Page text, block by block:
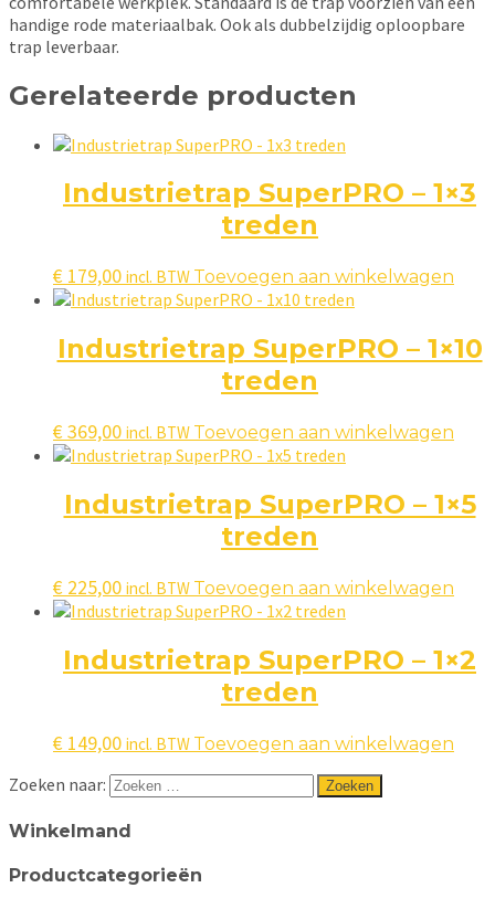
handige rode materiaalbak. Ook als dubbelzijdig oploopbare
trap leverbaar.
Gerelateerde producten
Industrietrap SuperPRO – 1×3
treden
€ 179,00 incl. BTW Toevoegen aan winkelwagen
Industrietrap SuperPRO – 1×10
treden
€369,00 incl. BTW Toevoegen aan winkelwagen
Industrietrap SuperPRO – 1×5
treden
€ 225,00 incl. BTW Toevoegen aan winkelwagen
Industrietrap SuperPRO – 1×2
treden
€ 149,00 incl. BTW Toevoegen aan winkelwagen
Zoeken naar:
Winkelmand
Productcategorieën